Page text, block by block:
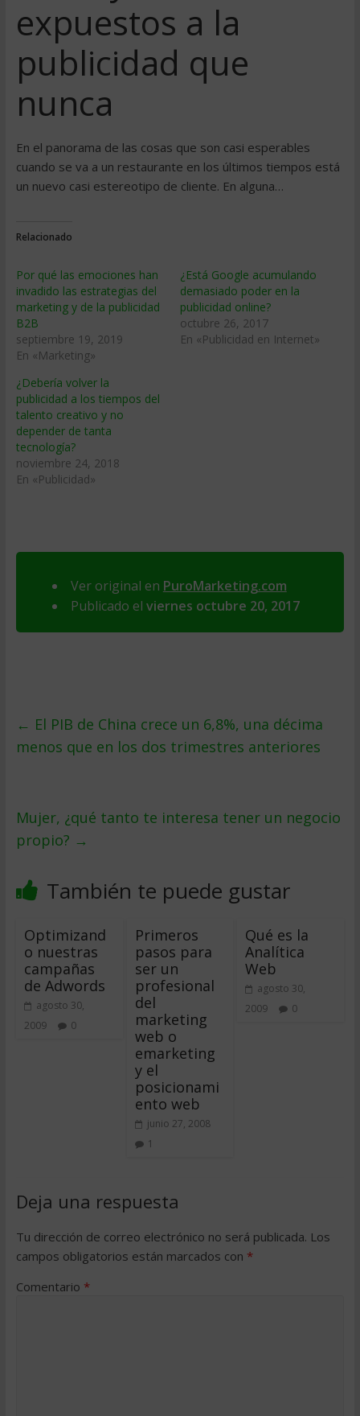
expuestos a la
publicidad que
nunca
En el panorama de las cosas que son casi esperables
cuando se va a un restaurante en los últimos tiempos está
un nuevo casi estereotipo de cliente. En alguna…
Relacionado
Por qué las emociones han
invadido las estrategias del
marketing y de la publicidad
B2B
septiembre 19, 2019
En «Marketing»
¿Está Google acumulando
demasiado poder en la
publicidad online?
octubre 26, 2017
En «Publicidad en Internet»
¿Debería volver la
publicidad a los tiempos del
talento creativo y no
depender de tanta
tecnología?
noviembre 24, 2018
En «Publicidad»
Ver original en PuroMarketing.com
Publicado el viernes octubre 20, 2017
← El PIB de China crece un 6,8%, una décima
menos que en los dos trimestres anteriores
Mujer, ¿qué tanto te interesa tener un negocio
propio? →
También te puede gustar
Optimizand
o nuestras
campañas
de Adwords
agosto 30,
2009
0
Primeros
pasos para
ser un
profesional
del
marketing
web o
emarketing
y el
posicionami
ento web
junio 27, 2008
1
Qué es la
Analítica
Web
agosto 30,
2009
0
Deja una respuesta
Tu dirección de correo electrónico no será publicada. Los
campos obligatorios están marcados con *
Comentario *